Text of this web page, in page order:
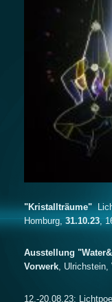
"Kristallträume"
Homburg,31.10.23,
Ausstellung
Vorwerk, Ulrichstein,
12.-20.08.23: